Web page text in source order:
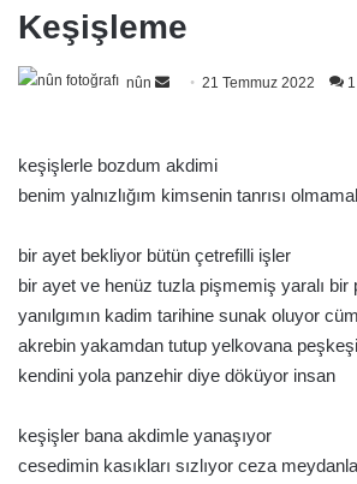
Keşişleme
nûn
Bir
göndermek
21 Temmuz 2022 1
keşişlerle bozdum akdimi
benim yalnızlığım kimsenin tanrısı
bir ayet bekliyor bütün çetrefilli işler
bir ayet ve henüz tuzla pişmemiş yaralı bir
yanılgımın kadim tarihine sunak oluyor
akrebin yakamdan tutup yelkovana
kendini yola panzehir diye döküyor insan
keşişler bana akdimle yanaşıyor
cesedimin kasıkları sızlıyor ceza